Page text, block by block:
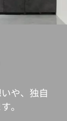
や、独自
。